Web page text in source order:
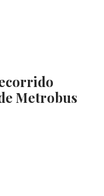
Metrobus